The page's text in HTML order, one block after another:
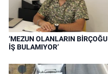
‘MEZUN OLANLARIN BİRÇOĞU
İŞ BULAMIYOR’